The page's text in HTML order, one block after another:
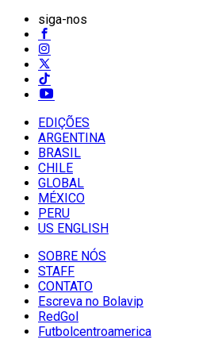
siga-nos
EDIÇÕES
ARGENTINA
BRASIL
CHILE
GLOBAL
MÉXICO
PERU
US ENGLISH
SOBRE NÓS
STAFF
CONTATO
Escreva no Bolavip
RedGol
Futbolcentroamerica